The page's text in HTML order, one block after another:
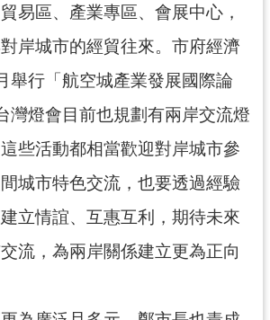
易區、產業專區、會展中心，
岸城市的經貿往來。市府經濟
舉行「航空城產業發展國際論
灣燈會目前也規劃有兩岸交流燈
些活動都相當歡迎對岸城市參
城市特色交流，也要透過經驗
立情誼、互惠互利，期待未來
流，為兩岸關係建立更為正向